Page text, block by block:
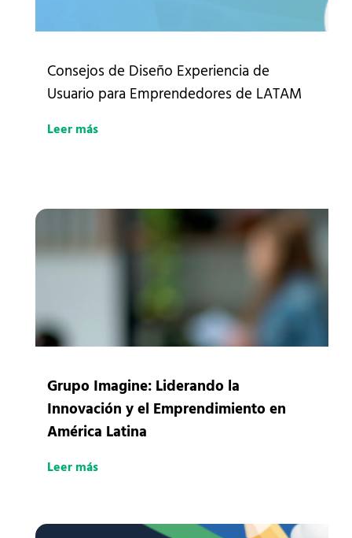
Consejos de Diseño Experiencia de
Usuario para Emprendedores de LATAM
Leer más
Grupo Imagine: Liderando la
Innovación y el Emprendimiento en
América Latina
Leer más